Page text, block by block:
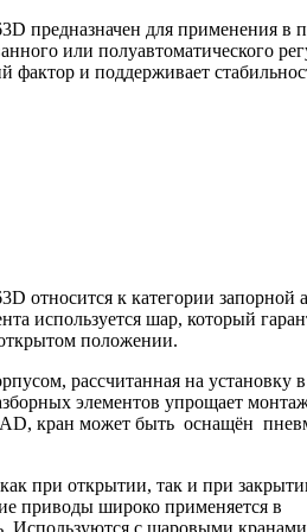
относится к категории запорной
используется шар, который
положении.
рассчитанная на установку
элементов упрощает
кран может быть оснащён
при открытии, так и при
приводы широко применяется в
Используются с шаровыми
предназначен для применения
или полуавтоматического
фактор и поддерживает